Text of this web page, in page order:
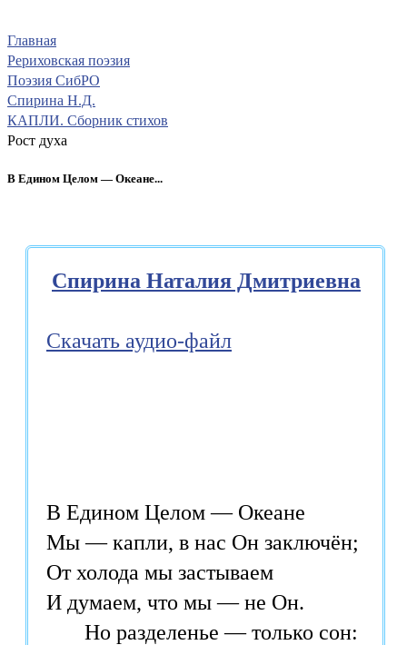
Главная
Рериховская поэзия
Поэзия СибРО
Спирина Н.Д.
КАПЛИ. Сборник стихов
Рост духа
В Едином Целом — Океане...
Спирина Наталия Дмитриевна
Скачать аудио-файл
В Едином Целом — Океане
Мы — капли, в нас Он заключён;
От холода мы застываем
И думаем, что мы — не Он.
       Но разделенье — только сон: